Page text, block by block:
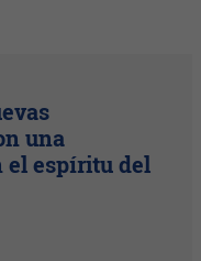
una
el espíritu del